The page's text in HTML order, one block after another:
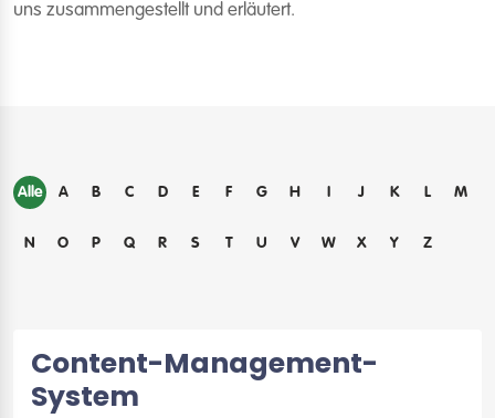
uns zusammengestellt und erläutert.
Alle A B C D E F G H I J K L M
N O P Q R S T U V W X Y Z
Content-Management-
System